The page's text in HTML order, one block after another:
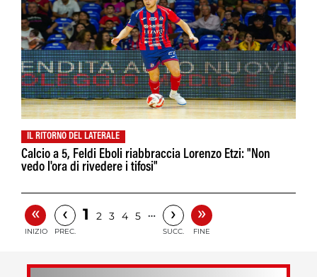
IL RITORNO DEL LATERALE
Calcio a 5, Feldi Eboli riabbraccia Lorenzo Etzi: "Non
vedo l'ora di rivedere i tifosi"
«
INIZIO
‹
PREC.
1 2 3 4 5 … ›
SUCC.
»
FINE